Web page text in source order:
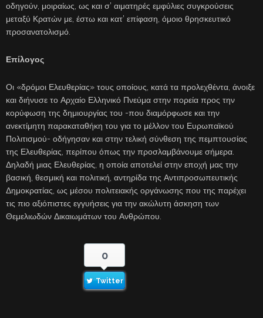
οδηγούν, μοιραίως, ως και σ’ αιματηρές εμφύλιες συγκρούσεις
μεταξύ Κρατών με, έστω και κατ’ επίφαση, όμοιο θρησκευτικό
προσανατολισμό.
Επίλογος
Οι «δρόμοι Ελευθερίας» τους οποίους, κατά τα προλεχθέντα, άνοιξε
και διήνυσε το Αρχαίο Ελληνικό Πνεύμα στην πορεία προς την
κορύφωση της δημιουργίας του -που διαμόρφωσε και την
ανεκτίμητη παρακαταθήκη του για το μέλλον του Ευρωπαϊκού
Πολιτισμού- οδήγησαν και στην τελική σύνθεση της πεμπτουσίας
της Ελευθερίας, περίπου όπως την προσλαμβάνουμε σήμερα.
Δηλαδή μιας Ελευθερίας, η οποία αποτελεί στην εποχή μας την
βασική, θεσμική και πολιτική, αντηρίδα της Αντιπροσωπευτικής
Δημοκρατίας, ως μέσου πολιτειακής οργάνωσης που της παρέχει
τις πιο αξιόπιστες εγγυήσεις για την ακώλυτη άσκηση των
Θεμελιωδών Δικαιωμάτων του Ανθρώπου.
0
Twitter